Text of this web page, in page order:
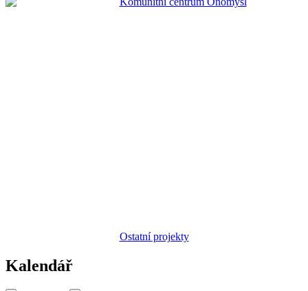
Ostatní projekty
Kalendář